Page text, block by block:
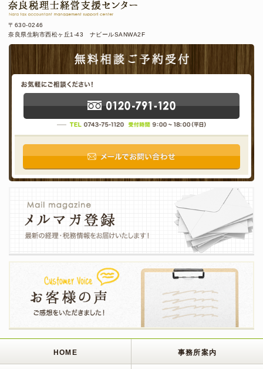
〒630-0246
奈良県生駒市西松ヶ丘1-43 ナビールSANWA2F
HOME 事務所案内